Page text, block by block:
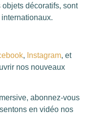
décoratifs, sont
, Instagram, et
nos nouveaux
abonnez-vous
en vidéo nos